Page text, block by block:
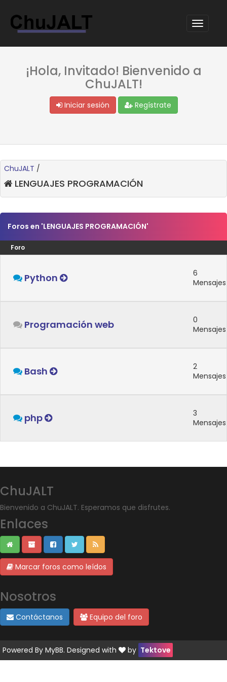
¡Hola, Invitado! Bienvenido a
ChuJALT!
Iniciar sesión Regístrate
ChuJALT /
LENGUAJES PROGRAMACIÓN
Foros en 'LENGUAJES PROGRAMACIÓN'
Foro
Python
6
Mensajes
Programación web
0
Mensajes
Bash
2
Mensajes
php
3
Mensajes
ChuJALT
Bienvenido a ChuJALT. Esperamos que disfrutes.
Enlaces
Marcar foros como leídos
Nosotros
Contáctanos Equipo del foro
Powered By MyBB. Designed with by Tektove